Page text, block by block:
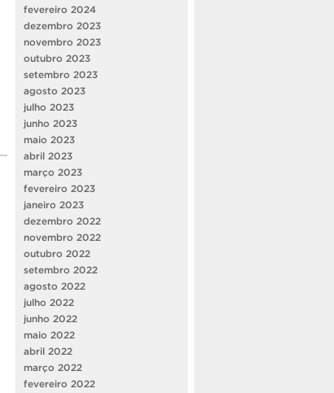
fevereiro 2024
dezembro 2023
novembro 2023
outubro 2023
setembro 2023
agosto 2023
julho 2023
junho 2023
maio 2023
abril 2023
março 2023
fevereiro 2023
janeiro 2023
dezembro 2022
novembro 2022
outubro 2022
setembro 2022
agosto 2022
julho 2022
junho 2022
maio 2022
abril 2022
março 2022
fevereiro 2022